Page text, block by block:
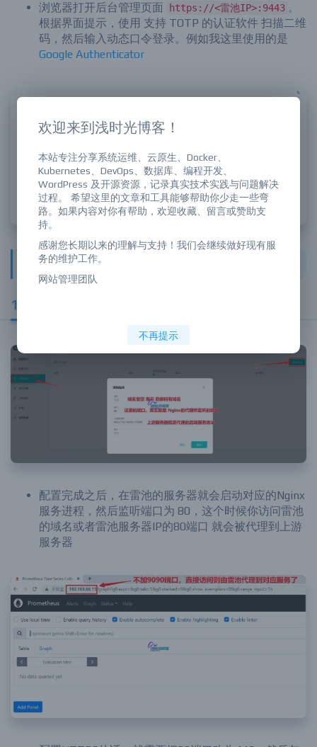
浏览器打开后台管理页面 https://<雷池IP>:9443 。
根据界面提示，使用 支持 TOTP 的认证软件 扫描二维
码，然后输入动态口令登录。例如我这里使用的是
Google Authenticator
四、雷池配置
1、防护站点
配置完成之后，在雷池的服务器就会启动对应的Nginx
服务进程，然后监听端口为 80，这个时候你访问雷池
的域名或者雷池服务器IP的80端口 就会被代理到上游
服务器
欢迎来到浅时光博客！
本站专注分享系统运维、云原生、Docker、
Kubernetes、DevOps、数据库、编程开发、
WordPress 及开源资源，记录真实技术实践与问题解决
过程。 希望这里的文章和工具能够帮助你少走一些弯
路。如果内容对你有帮助，欢迎收藏、留言或赞助支
持。
感谢您长期以来的理解与支持！我们会继续做好现有服
务的维护工作。
网站管理团队
不再提示